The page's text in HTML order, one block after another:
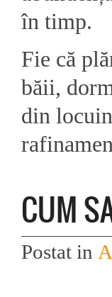
în timp.
Fie că
băii,
din
CUM
Postat in